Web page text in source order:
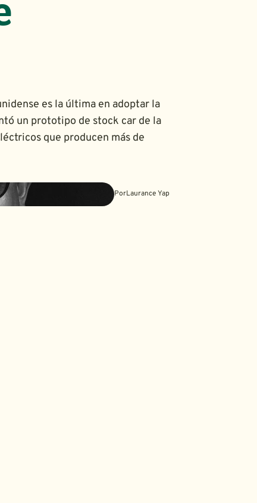
es la última en adoptar la
un prototipo de stock car de la
que producen más de
PorLaurance Yap